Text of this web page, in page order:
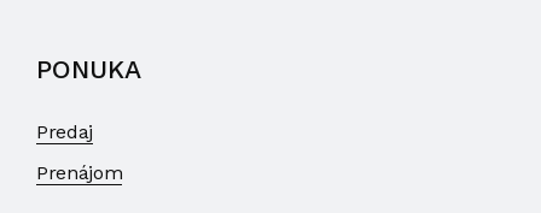
PONUKA
Predaj
Prenájom